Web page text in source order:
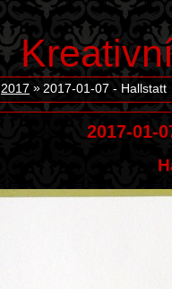
2017 2017-01-07 - Hallstatt
2017-01-